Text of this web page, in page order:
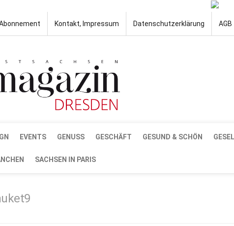
Kontakt, Impressum Datenschutzerklärung AGB
EVENTS GENUSS GESCHÄFT GESUND & SCHÖN
SACHSEN IN PARIS